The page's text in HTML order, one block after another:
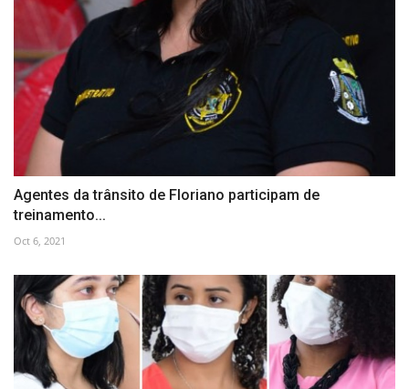
Agentes da trânsito de Floriano participam de
treinamento...
Oct 6, 2021